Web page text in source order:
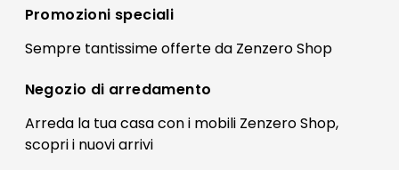
Preferenze Cookies
Termini e condizioni
Contatti
FAQ
Pagamenti
Registrati
Il mio account
Promozioni speciali
Sempre tantissimeofferteda Zenzero Shop
Negozio di arredamento
Arreda la tua casa con i mobili Zenzero Shop,
scopri i nuovi arrivi